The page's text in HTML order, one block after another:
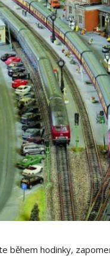
během hodinky,